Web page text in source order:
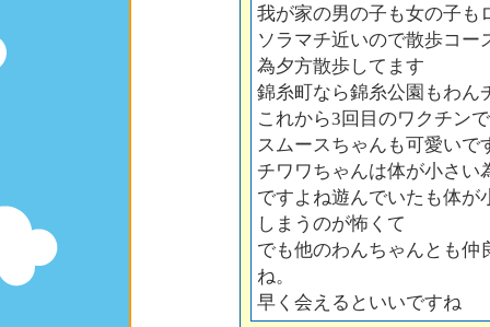
我が家の男の子も女の子も
ソラマチ近いので散歩コー
為夕方散歩してます
錦糸町なら錦糸公園もわん
これから3回目のワクチン
スムースちゃんも可愛いで
チワワちゃんは体が小さい
ですよね遊んでいたも体が
しまうのが怖くて
でも他のわんちゃんとも仲
ね。
早く会えるといいですね